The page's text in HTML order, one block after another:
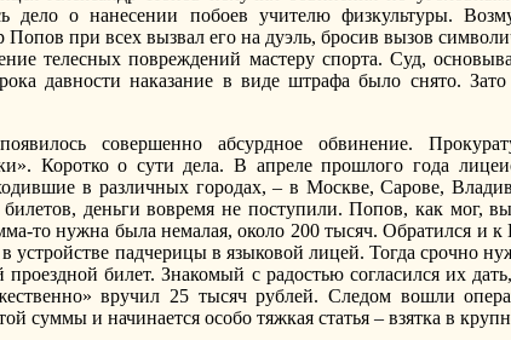
дело о нанесении побоев учителю физкультуры.
Попов при всех вызвал его на дуэль, бросив вызов
телесных повреждений мастеру спорта. Суд,
давности наказание в виде штрафа было снято.
совершенно абсурдное обвинение.
Коротко о сути дела. В апреле прошлого года
в различных городах, – в Москве, Сарове,
деньги вовремя не поступили. Попов, как мог,
то нужна была немалая, около 200 тысяч. Обратился
устройстве падчерицы в языковой лицей. Тогда срочно
проездной билет. Знакомый с радостью согласился их
вручил 25 тысяч рублей. Следом вошли
суммы и начинается особо тяжкая статья – взятка в